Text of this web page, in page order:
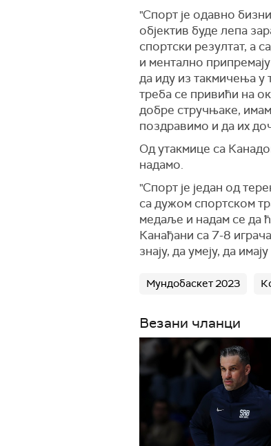
"Спорт је одавно
објектив буде лепа
спортски резултат, а
и ментално
да иду из такмичења у
треба се привићи на
добре стручњаке,
поздравимо и да их
Од утакмице са
надамо.
"Спорт је један од
са дужом спортском
медаље и надам се да
Канађани са 7-8
знају, да умеју, да
Мундобаскет 2023
Везани чланци